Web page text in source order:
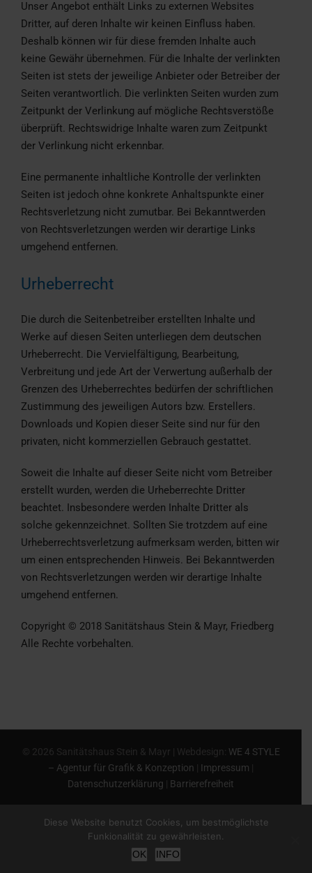
Unser Angebot enthält Links zu externen Websites
Dritter, auf deren Inhalte wir keinen Einfluss haben.
Deshalb können wir für diese fremden Inhalte auch
keine Gewähr übernehmen. Für die Inhalte der verlinkten
Seiten ist stets der jeweilige Anbieter oder Betreiber der
Seiten verantwortlich. Die verlinkten Seiten wurden zum
Zeitpunkt der Verlinkung auf mögliche Rechtsverstöße
überprüft. Rechtswidrige Inhalte waren zum Zeitpunkt
der Verlinkung nicht erkennbar.
Eine permanente inhaltliche Kontrolle der verlinkten
Seiten ist jedoch ohne konkrete Anhaltspunkte einer
Rechtsverletzung nicht zumutbar. Bei Bekanntwerden
von Rechtsverletzungen werden wir derartige Links
umgehend entfernen.
Urheberrecht
Die durch die Seitenbetreiber erstellten Inhalte und
Werke auf diesen Seiten unterliegen dem deutschen
Urheberrecht. Die Vervielfältigung, Bearbeitung,
Verbreitung und jede Art der Verwertung außerhalb der
Grenzen des Urheberrechtes bedürfen der schriftlichen
Zustimmung des jeweiligen Autors bzw. Erstellers.
Downloads und Kopien dieser Seite sind nur für den
privaten, nicht kommerziellen Gebrauch gestattet.
Soweit die Inhalte auf dieser Seite nicht vom Betreiber
erstellt wurden, werden die Urheberrechte Dritter
beachtet. Insbesondere werden Inhalte Dritter als
solche gekennzeichnet. Sollten Sie trotzdem auf eine
Urheberrechtsverletzung aufmerksam werden, bitten wir
um einen entsprechenden Hinweis. Bei Bekanntwerden
von Rechtsverletzungen werden wir derartige Inhalte
umgehend entfernen.
Copyright © 2018 Sanitätshaus Stein & Mayr, Friedberg
Alle Rechte vorbehalten.
© 2026 Sanitätshaus Stein & Mayr | Webdesign: WE 4 STYLE
– Agentur für Grafik & Konzeption
Impressum
Datenschutzerklärung
Barrierefreiheit
Diese Website benutzt Cookies, um bestmöglichste
Funkionalität zu gewährleisten.
OK
INFO